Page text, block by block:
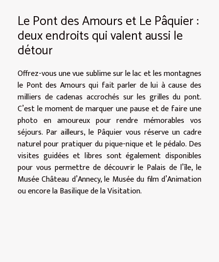
Le Pont des Amours et Le Pâquier :
deux endroits qui valent aussi le
détour
Offrez-vous une vue sublime sur le lac et les montagnes
le Pont des Amours qui fait parler de lui à cause des
milliers de cadenas accrochés sur les grilles du pont.
C’est le moment de marquer une pause et de faire une
photo en amoureux pour rendre mémorables vos
séjours. Par ailleurs, le Pâquier vous réserve un cadre
naturel pour pratiquer du pique-nique et le pédalo. Des
visites guidées et libres sont également disponibles
pour vous permettre de découvrir le Palais de l’île, le
Musée Château d’Annecy, le Musée du film d’Animation
ou encore la Basilique de la Visitation.